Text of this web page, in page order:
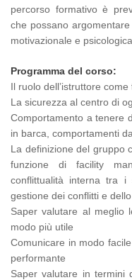
percorso formativo è
che possano
motivazionale e
Programma del corso:
Il ruolo dell’istruttore
La sicurezza al centro di
Comportamento a tenere
in barca, comportamenti
La definizione del gruppo
funzione di facility
conflittualità interna tra
gestione dei conflitti e
Saper valutare al meglio
modo più utile
Comunicare in modo
performante
Saper valutare in termini